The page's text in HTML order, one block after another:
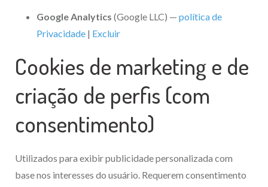
Google Analytics (Google LLC) — política de
Privacidade | Excluir
Cookies de marketing e de
criação de perfis (com
consentimento)
Utilizados para exibir publicidade personalizada com
base nos interesses do usuário. Requerem consentimento